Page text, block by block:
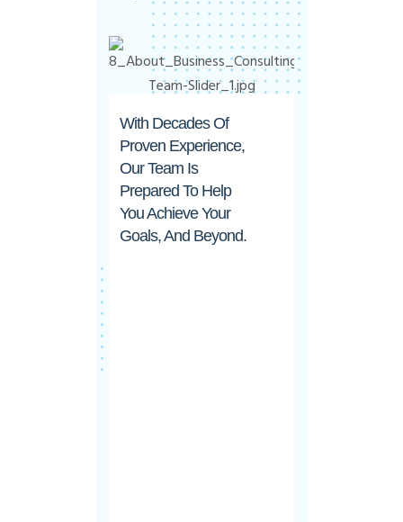
With Decades Of
Proven Experience,
Our Team Is
Prepared To Help
You Achieve Your
Goals, And Beyond.